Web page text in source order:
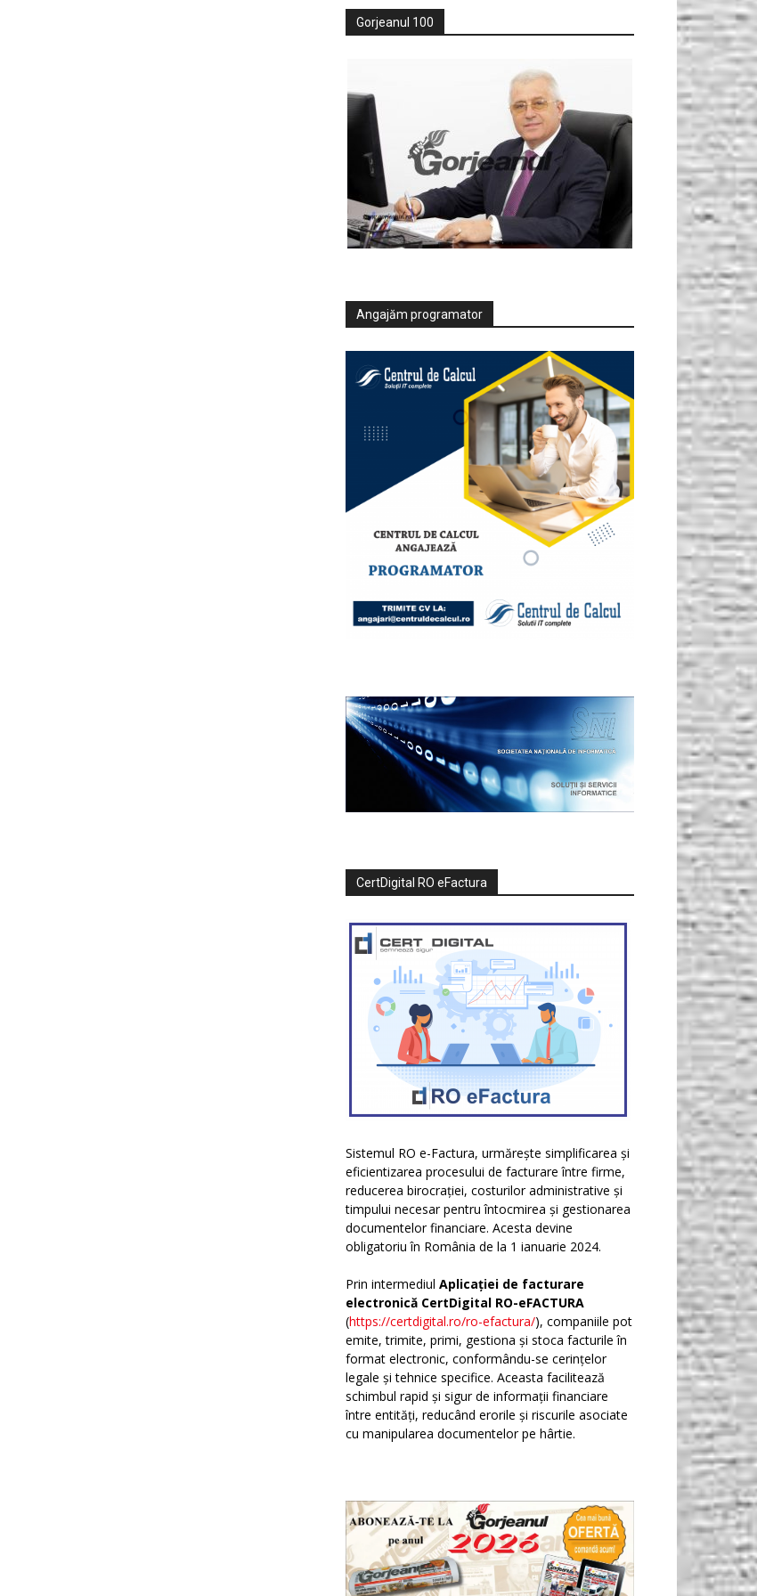
Gorjeanul 100
Angajăm programator
CertDigital RO eFactura
Sistemul RO e-Factura, urmărește simplificarea și
eficientizarea procesului de facturare între firme,
reducerea birocrației, costurilor administrative și
timpului necesar pentru întocmirea și gestionarea
documentelor financiare. Acesta devine
obligatoriu în România de la 1 ianuarie 2024.
Prin intermediul Aplicației de facturare
electronică CertDigital RO-eFACTURA
(https://certdigital.ro/ro-efactura/), companiile pot
emite, trimite, primi, gestiona și stoca facturile în
format electronic, conformându-se cerințelor
legale și tehnice specifice. Aceasta facilitează
schimbul rapid și sigur de informații financiare
între entități, reducând erorile și riscurile asociate
cu manipularea documentelor pe hârtie.